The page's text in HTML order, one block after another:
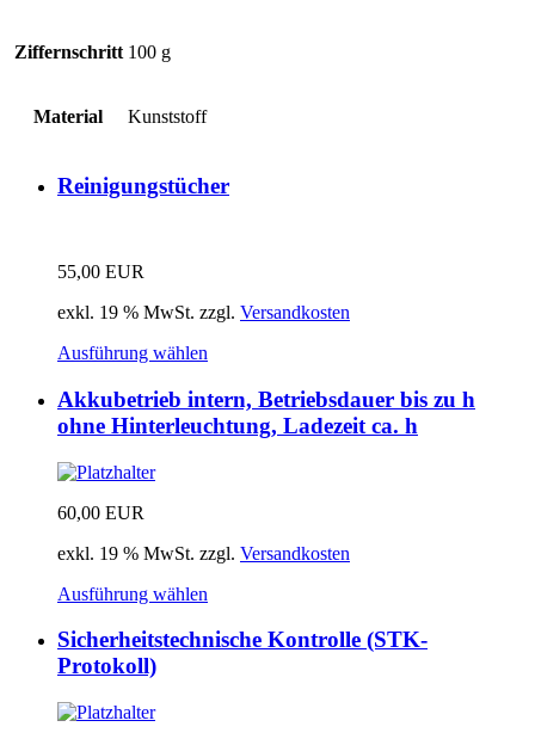
Ziffernschritt 100 g
Material Kunststoff
Reinigungstücher
55,00 EUR
exkl. 19 % MwSt. zzgl. Versandkosten
Ausführung wählen
Akkubetrieb intern, Betriebsdauer bis zu h
ohne Hinterleuchtung, Ladezeit ca. h
60,00 EUR
exkl. 19 % MwSt. zzgl. Versandkosten
Ausführung wählen
Sicherheitstechnische Kontrolle (STK-
Protokoll)